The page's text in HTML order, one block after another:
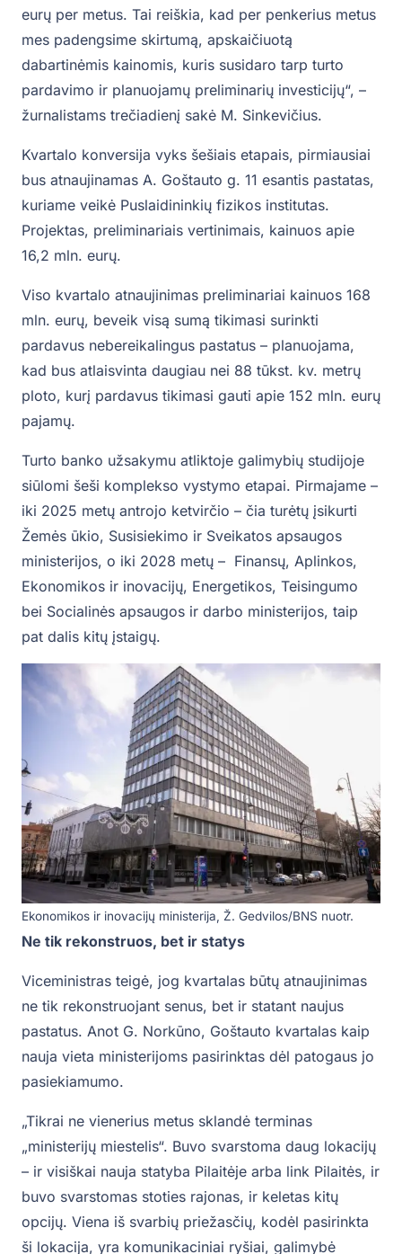
eurų per metus. Tai reiškia, kad per penkerius metus
mes padengsime skirtumą, apskaičiuotą
dabartinėmis kainomis, kuris susidaro tarp turto
pardavimo ir planuojamų preliminarių investicijų“, –
žurnalistams trečiadienį sakė M. Sinkevičius.
Kvartalo konversija vyks šešiais etapais, pirmiausiai
bus atnaujinamas A. Goštauto g. 11 esantis pastatas,
kuriame veikė Puslaidininkių fizikos institutas.
Projektas, preliminariais vertinimais, kainuos apie
16,2 mln. eurų.
Viso kvartalo atnaujinimas preliminariai kainuos 168
mln. eurų, beveik visą sumą tikimasi surinkti
pardavus nebereikalingus pastatus – planuojama,
kad bus atlaisvinta daugiau nei 88 tūkst. kv. metrų
ploto, kurį pardavus tikimasi gauti apie 152 mln. eurų
pajamų.
Turto banko užsakymu atliktoje galimybių studijoje
siūlomi šeši komplekso vystymo etapai. Pirmajame –
iki 2025 metų antrojo ketvirčio – čia turėtų įsikurti
Žemės ūkio, Susisiekimo ir Sveikatos apsaugos
ministerijos, o iki 2028 metų – Finansų, Aplinkos,
Ekonomikos ir inovacijų, Energetikos, Teisingumo
bei Socialinės apsaugos ir darbo ministerijos, taip
pat dalis kitų įstaigų.
Ekonomikos ir inovacijų ministerija, Ž. Gedvilos/BNS nuotr.
Ne tik rekonstruos, bet ir statys
Viceministras teigė, jog kvartalas būtų atnaujinimas
ne tik rekonstruojant senus, bet ir statant naujus
pastatus. Anot G. Norkūno, Goštauto kvartalas kaip
nauja vieta ministerijoms pasirinktas dėl patogaus jo
pasiekiamumo.
„Tikrai ne vienerius metus sklandė terminas
„ministerijų miestelis“. Buvo svarstoma daug lokacijų
– ir visiškai nauja statyba Pilaitėje arba link Pilaitės, ir
buvo svarstomas stoties rajonas, ir keletas kitų
opcijų. Viena iš svarbių priežasčių, kodėl pasirinkta
ši lokacija, yra komunikaciniai ryšiai, galimybė